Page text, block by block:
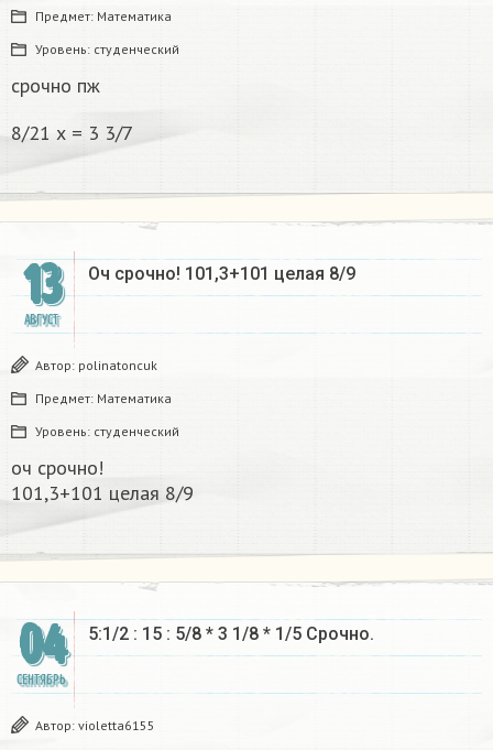
Предмет: Математика
Уровень: студенческий
срочно пж
8/21 х = 3 3/7
13
АВГУСТ
Оч срочно! 101,3+101 целая 8/9​
Автор: polinatoncuk
Предмет: Математика
Уровень: студенческий
оч срочно!
101,3+101 целая 8/9​
04
СЕНТЯБРЬ
5:1/2 : 15 : 5/8 * 3 1/8 * 1/5 Срочно.
Автор: violetta6155